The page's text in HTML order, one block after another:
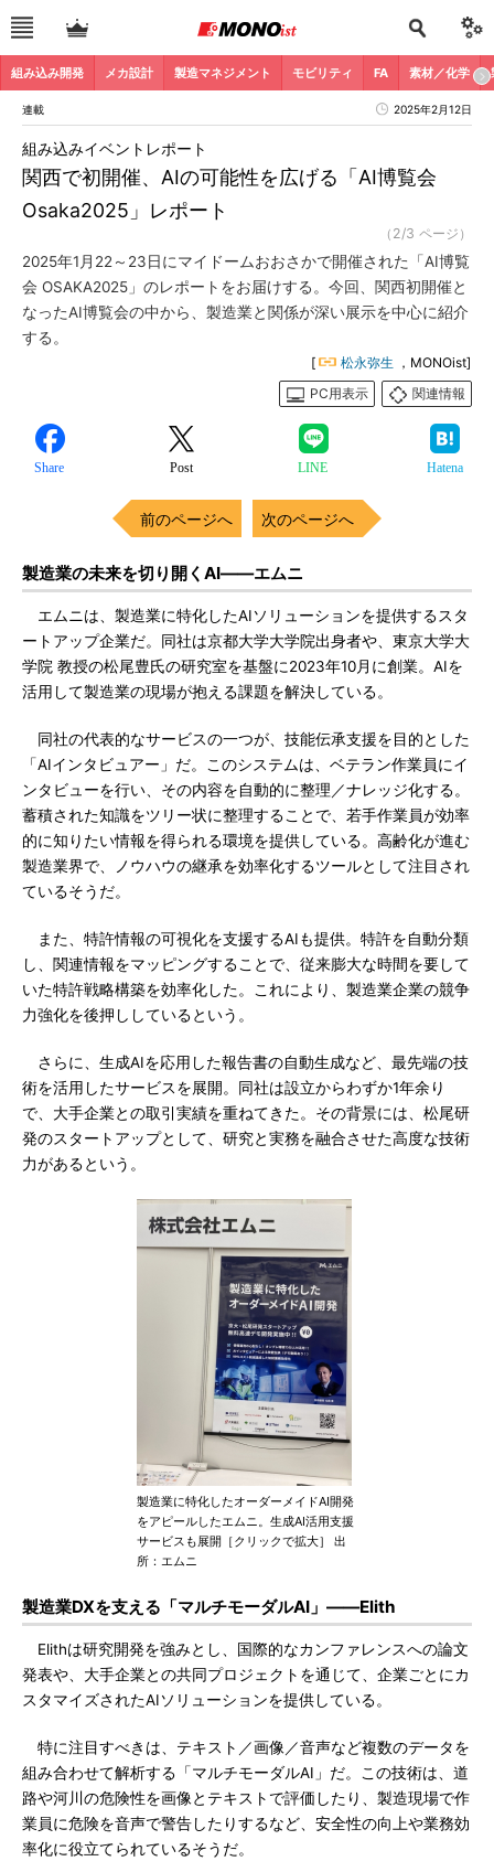
組み込み開発 メカ設計 製造マネジメント モビリティ FA 素材／化学
連載 2025年2月12日
関西で初開催、AIの可能性を広げる「AI博覧会
Osaka2025」レポート
組み込みイベントレポート
（2/3 ページ）
2025年1月22～23日にマイドームおおさかで開催された「AI博覧
会 OSAKA2025」のレポートをお届けする。今回、関西初開催と
なったAI博覧会の中から、製造業と関係が深い展示を中心に紹介
する。
[ 松永弥生 ，MONOist]
PC用表示
関連情報
Share Post LINE Hatena
前のページへ 次のページへ
製造業の未来を切り開くAI――エムニ
エムニは、製造業に特化したAIソリューションを提供するスタ
ートアップ企業だ。同社は京都大学大学院出身者や、東京大学大
学院 教授の松尾豊氏の研究室を基盤に2023年10月に創業。AIを
活用して製造業の現場が抱える課題を解決している。
同社の代表的なサービスの一つが、技能伝承支援を目的とした
「AIインタビュアー」だ。このシステムは、ベテラン作業員にイ
ンタビューを行い、その内容を自動的に整理／ナレッジ化する。
蓄積された知識をツリー状に整理することで、若手作業員が効率
的に知りたい情報を得られる環境を提供している。高齢化が進む
製造業界で、ノウハウの継承を効率化するツールとして注目され
ているそうだ。
また、特許情報の可視化を支援するAIも提供。特許を自動分類
し、関連情報をマッピングすることで、従来膨大な時間を要して
いた特許戦略構築を効率化した。これにより、製造業企業の競争
力強化を後押ししているという。
さらに、生成AIを応用した報告書の自動生成など、最先端の技
術を活用したサービスを展開。同社は設立からわずか1年余り
で、大手企業との取引実績を重ねてきた。その背景には、松尾研
発のスタートアップとして、研究と実務を融合させた高度な技術
力があるという。
製造業に特化したオーダーメイドAI開発
をアピールしたエムニ。生成AI活用支援
サービスも展開［クリックで拡大］ 出
所：エムニ
製造業DXを支える「マルチモーダルAI」――Elith
Elithは研究開発を強みとし、国際的なカンファレンスへの論文
発表や、大手企業との共同プロジェクトを通じて、企業ごとにカ
スタマイズされたAIソリューションを提供している。
特に注目すべきは、テキスト／画像／音声など複数のデータを
組み合わせて解析する「マルチモーダルAI」だ。この技術は、道
路や河川の危険性を画像とテキストで評価したり、製造現場で作
業員に危険を音声で警告したりするなど、安全性の向上や業務効
率化に役立てられているそうだ。